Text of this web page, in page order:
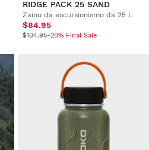
RIDGE PACK 25 SAND
Zaino da escursionismo da 25 L
$84.95
$104.95-20% Final Sale